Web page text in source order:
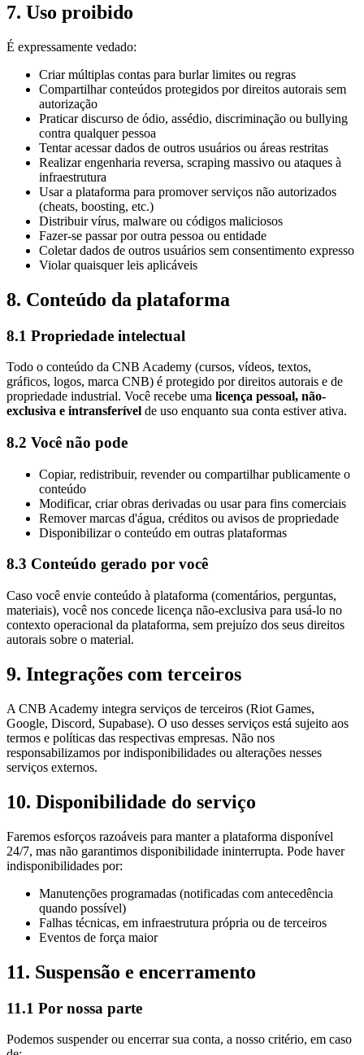
7. Uso proibido
É expressamente vedado:
Criar múltiplas contas para burlar limites ou regras
Compartilhar conteúdos protegidos por direitos autorais sem
autorização
Praticar discurso de ódio, assédio, discriminação ou bullying
contra qualquer pessoa
Tentar acessar dados de outros usuários ou áreas restritas
Realizar engenharia reversa, scraping massivo ou ataques à
infraestrutura
Usar a plataforma para promover serviços não autorizados
(cheats, boosting, etc.)
Distribuir vírus, malware ou códigos maliciosos
Fazer-se passar por outra pessoa ou entidade
Coletar dados de outros usuários sem consentimento expresso
Violar quaisquer leis aplicáveis
8. Conteúdo da plataforma
8.1 Propriedade intelectual
Todo o conteúdo da CNB Academy (cursos, vídeos, textos,
gráficos, logos, marca CNB) é protegido por direitos autorais e de
propriedade industrial. Você recebe uma licença pessoal, não-
exclusiva e intransferível de uso enquanto sua conta estiver ativa.
8.2 Você não pode
Copiar, redistribuir, revender ou compartilhar publicamente o
conteúdo
Modificar, criar obras derivadas ou usar para fins comerciais
Remover marcas d'água, créditos ou avisos de propriedade
Disponibilizar o conteúdo em outras plataformas
8.3 Conteúdo gerado por você
Caso você envie conteúdo à plataforma (comentários, perguntas,
materiais), você nos concede licença não-exclusiva para usá-lo no
contexto operacional da plataforma, sem prejuízo dos seus direitos
autorais sobre o material.
9. Integrações com terceiros
A CNB Academy integra serviços de terceiros (Riot Games,
Google, Discord, Supabase). O uso desses serviços está sujeito aos
termos e políticas das respectivas empresas. Não nos
responsabilizamos por indisponibilidades ou alterações nesses
serviços externos.
10. Disponibilidade do serviço
Faremos esforços razoáveis para manter a plataforma disponível
24/7, mas não garantimos disponibilidade ininterrupta. Pode haver
indisponibilidades por:
Manutenções programadas (notificadas com antecedência
quando possível)
Falhas técnicas, em infraestrutura própria ou de terceiros
Eventos de força maior
11. Suspensão e encerramento
11.1 Por nossa parte
Podemos suspender ou encerrar sua conta, a nosso critério, em caso